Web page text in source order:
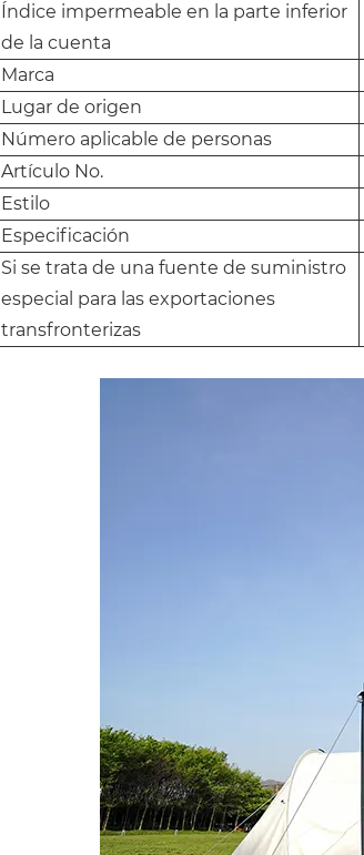
Índice impermeable en la parte inferior
de la cuenta
Marca
Lugar de origen
Número aplicable de personas
Artículo No.
Estilo
Especificación
Si se trata de una fuente de suministro
especial para las exportaciones
transfronterizas